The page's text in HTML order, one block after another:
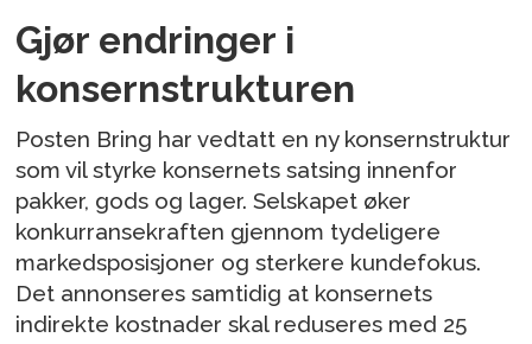
Gjør endringer i
konsernstrukturen
Posten Bring har vedtatt en ny konsernstruktur
som vil styrke konsernets satsing innenfor
pakker, gods og lager. Selskapet øker
konkurransekraften gjennom tydeligere
markedsposisjoner og sterkere kundefokus.
Det annonseres samtidig at konsernets
indirekte kostnader skal reduseres med 25